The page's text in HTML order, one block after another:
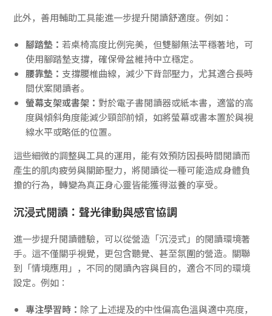
此外，善用輔助工具能進一步提升閱讀舒適度。例如：
腳踏墊：若桌椅高度比例完美，但雙腳無法平穩著地，可
使用腳踏墊支撐，確保骨盆維持中立穩定。
腰靠墊： 支撐腰椎曲線，減少下背部壓力，尤其適合長時
間伏案閱讀者。
螢幕支架或書架：對於電子書閱讀器或紙本書，適當的高
度與傾斜角度能減少頸部前傾，如將螢幕或書本置於與視
線水平或略低的位置。
這些細微的調整與工具的運用，能有效預防因長時間閱讀而
產生的肌肉疲勞與關節壓力，將閱讀從一種可能造成身體負
擔的行為，轉變為真正身心靈皆能獲得滋養的享受。
沉浸式閱讀：聲光律動與感官協調
進一步提升閱讀體驗，可以從營造「沉浸式」的閱讀環境著
手。這不僅關乎視覺，更包含聽覺、甚至氛圍的營造。關聯
到「情境應用」，不同的閱讀內容與目的，適合不同的環境
設定。例如：
專注學習時： 除了上述提及的中性偏高色溫與適中亮度，